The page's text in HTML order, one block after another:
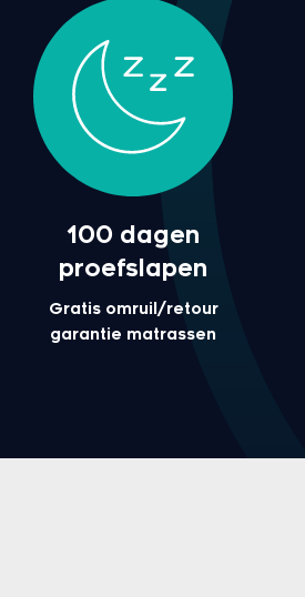
100 dagen
proefslapen
Gratis omruil/retour
garantie matrassen